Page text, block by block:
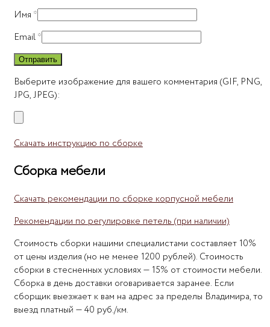
Имя *
Email*
Выберите изображение для вашего комментария (GIF, PNG,
JPG, JPEG):
Скачать инструкцию по сборке
Сборка мебели
Скачать рекомендации по сборке корпусной мебели
Рекомендации по регулировке петель (при наличии)
Стоимость сборки нашими специалистами составляет 10%
от цены изделия (но не менее 1200 рублей). Стоимость
сборки в стесненных условиях — 15% от стоимости мебели.
Сборка в день доставки оговаривается заранее. Если
сборщик выезжает к вам на адрес за пределы Владимира, то
выезд платный — 40 руб./км.